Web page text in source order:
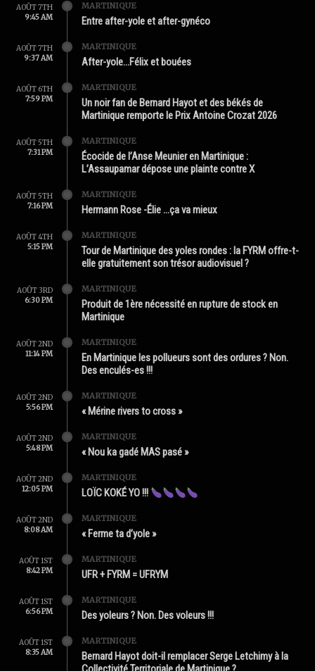
AOÛT 7TH
9:45 AM
MARTINIQUE
Entre after-yole et after-gynéco
AOÛT 7TH
9:37 AM
MARTINIQUE
After-yole…Félix et bouées
AOÛT 6TH
7:59 PM
MARTINIQUE
Un noir fan de Bernard Hayot et des békés de
Martinique remporte le Prix Antoine Crozat 2026
AOÛT 5TH
7:31 PM
MARTINIQUE
Écocide de l’Anse Meunier en Martinique :
L’Assaupamar dépose une plainte contre X
AOÛT 5TH
7:16 PM
MARTINIQUE
Hermann Rose -Élie …ça va mieux
AOÛT 4TH
5:15 PM
MARTINIQUE
Tour de Martinique des yoles rondes : la FYRM offre-t-
elle gratuitement son trésor audiovisuel ?
AOÛT 3RD
6:30 PM
MARTINIQUE
Produit de 1ère nécessité en rupture de stock en
Martinique
AOÛT 2ND
11:14 PM
MARTINIQUE
En Martinique les pollueurs sont des ordures ? Non.
Des enculés-es !!!
AOÛT 2ND
5:56 PM
MARTINIQUE
« Mérine rivers to cross »
AOÛT 2ND
5:48 PM
MARTINIQUE
« Nou ka gadé MAS pasé »
AOÛT 2ND
12:05 PM
MARTINIQUE
LOÏC KOKÉ YO !!!
AOÛT 2ND
8:08 AM
MARTINIQUE
« Ferme ta d’yole »
AOÛT 1ST
8:42 PM
MARTINIQUE
UFR + FYRM = UFRYM
AOÛT 1ST
6:56 PM
MARTINIQUE
Des yoleurs ? Non. Des voleurs !!!
AOÛT 1ST
8:35 AM
MARTINIQUE
Bernard Hayot doit-il remplacer Serge Letchimy à la